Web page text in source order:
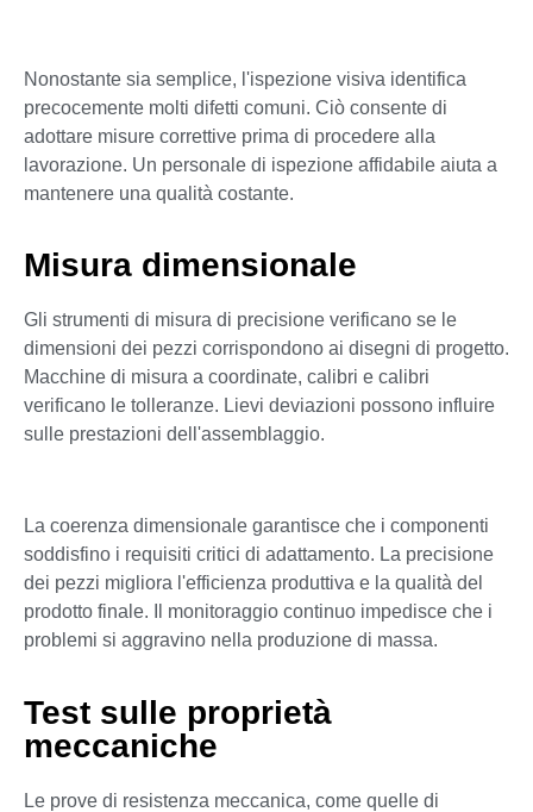
Nonostante sia semplice, l'ispezione visiva identifica
precocemente molti difetti comuni. Ciò consente di
adottare misure correttive prima di procedere alla
lavorazione. Un personale di ispezione affidabile aiuta a
mantenere una qualità costante.
Misura dimensionale
Gli strumenti di misura di precisione verificano se le
dimensioni dei pezzi corrispondono ai disegni di progetto.
Macchine di misura a coordinate, calibri e calibri
verificano le tolleranze. Lievi deviazioni possono influire
sulle prestazioni dell'assemblaggio.
La coerenza dimensionale garantisce che i componenti
soddisfino i requisiti critici di adattamento. La precisione
dei pezzi migliora l'efficienza produttiva e la qualità del
prodotto finale. Il monitoraggio continuo impedisce che i
problemi si aggravino nella produzione di massa.
Test sulle proprietà
meccaniche
Le prove di resistenza meccanica, come quelle di